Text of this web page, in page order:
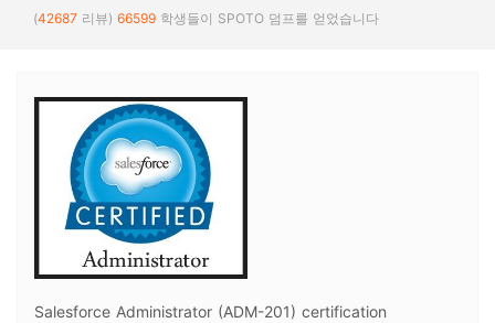
(42687 리뷰) 66599 학생들이 SPOTO 덤프를 얻었습니다
Salesforce Administrator (ADM-201) certification